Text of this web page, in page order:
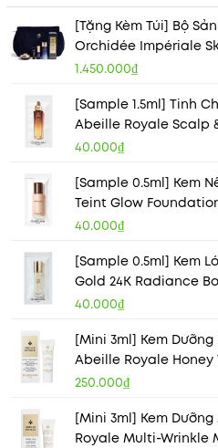
[Tặng Kèm Túi] Bộ
Orchidée Impériale
1.450.000₫
[Sample 1.5ml] Tinh
Abeille Royale Scalp
40.000₫
[Sample 0.5ml] Kem
Teint Glow
40.000₫
[Sample 0.5ml] Kem
Gold 24K Radiance
40.000₫
[Mini 3ml] Kem
Abeille Royale
250.000₫
[Mini 3ml] Kem
Royale Multi-Wrinkle